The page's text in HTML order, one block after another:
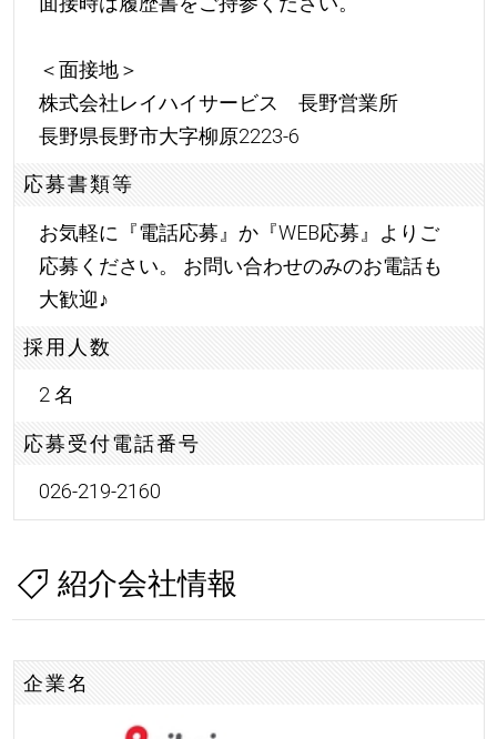
＜面接地＞
株式会社レイハイサービス 長野営業所
長野県長野市大字柳原2223-6
応募書類等
お気軽に『電話応募』か『WEB応募』よりご
応募ください。 お問い合わせのみのお電話も
大歓迎♪
採用人数
2 名
応募受付電話番号
026-219-2160
紹介会社情報
企業名